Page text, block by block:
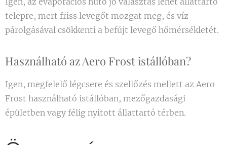
telepre, mert friss levegőt mozgat meg, és víz
párolgásával csökkenti a befújt levegő hőmérsékletét.
Használható az Aero Frost istállóban?
Igen, megfelelő légcsere és szellőzés mellett az Aero
Frost használható istállóban, mezőgazdasági
épületben vagy félig nyitott állattartó térben.